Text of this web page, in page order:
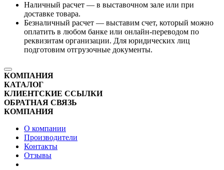
Наличный расчет — в выставочном зале или при
доставке товара.
Безналичный расчет — выставим счет, который можно
оплатить в любом банке или онлайн-переводом по
реквизитам организации. Для юридических лиц
подготовим отгрузочные документы.
КОМПАНИЯ
КАТАЛОГ
КЛИЕНТСКИЕ ССЫЛКИ
ОБРАТНАЯ СВЯЗЬ
КОМПАНИЯ
О компании
Производители
Контакты
Отзывы